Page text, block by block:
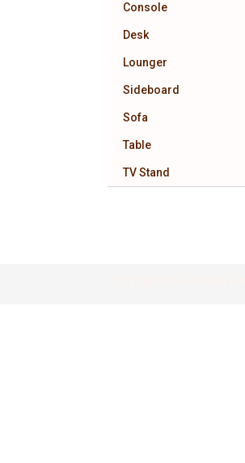
Console
Desk
Lounger
Sideboard
Sofa
Table
TV Stand